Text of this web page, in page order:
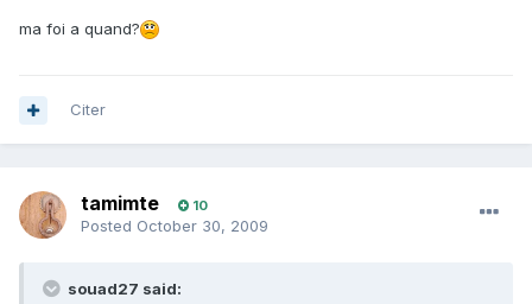
ma foi a quand?
Citer
tamimte 10
Posted October 30, 2009
souad27 said: